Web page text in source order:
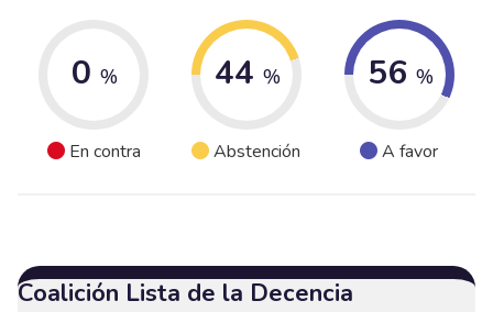
0 %
En contra
44 %
Abstención
56 %
A favor
Coalición Lista de la Decencia